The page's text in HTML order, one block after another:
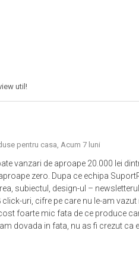
util!
pentru casa, Acum 7 luni
vanzari de aproape 20.000 lei
zero. Dupa ce echipa
subiectul, design-ul –
uri, cifre pe care nu le-am
foarte mic fata de ce produce
dovada in fata, nu as fi crezut ca